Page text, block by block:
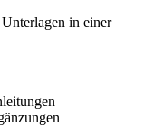
in einer